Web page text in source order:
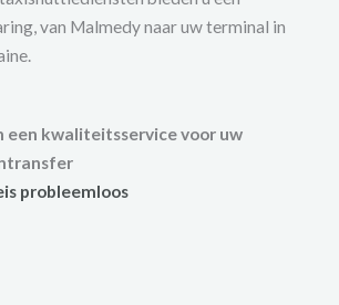
van Malmedy naar uw terminal in
een kwaliteitsservice voor uw
probleemloos